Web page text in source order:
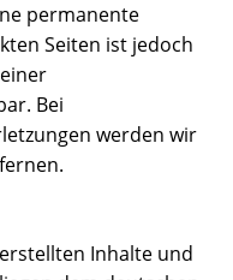
permanente
Seiten ist jedoch
Bei
werden wir
Inhalte und